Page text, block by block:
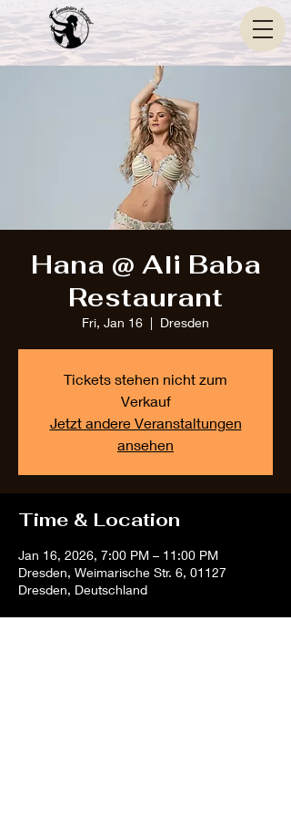
Hana @ Ali Baba
Restaurant
Fri, Jan 16
  |
Dresden
Tickets stehen nicht zum
Verkauf
Jetzt andere Veranstaltungen
ansehen
Time & Location
Jan 16, 2026, 7:00 PM – 11:00 PM
Dresden, Weimarische Str. 6, 01127
Dresden, Deutschland